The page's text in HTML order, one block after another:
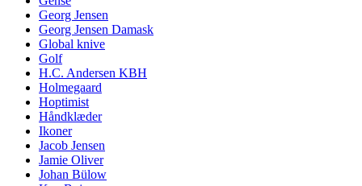
Georg Jensen
Georg Jensen Damask
Global knive
Golf
H.C. Andersen KBH
Holmegaard
Hoptimist
Håndklæder
Ikoner
Jacob Jensen
Jamie Oliver
Johan Bülow